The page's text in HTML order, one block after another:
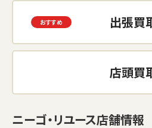
出張買
店頭買
ニーゴ・リユース店舗情報